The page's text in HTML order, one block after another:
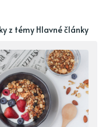
z témy Hlavné články